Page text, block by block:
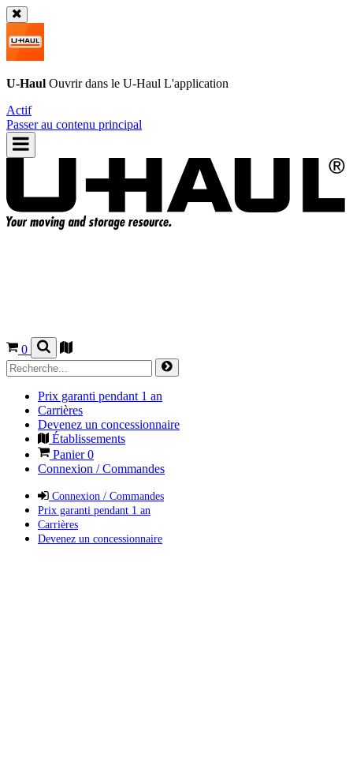
U-Haul Ouvrir dans le U-Haul L'application
Actif
Passer au contenu principal
0
Prix garanti pendant 1 an
Carrières
Devenez un concessionnaire
Établissements
Panier0
Connexion / Commandes
Connexion / Commandes
Prix garanti pendant 1 an
Carrières
Devenez un concessionnaire